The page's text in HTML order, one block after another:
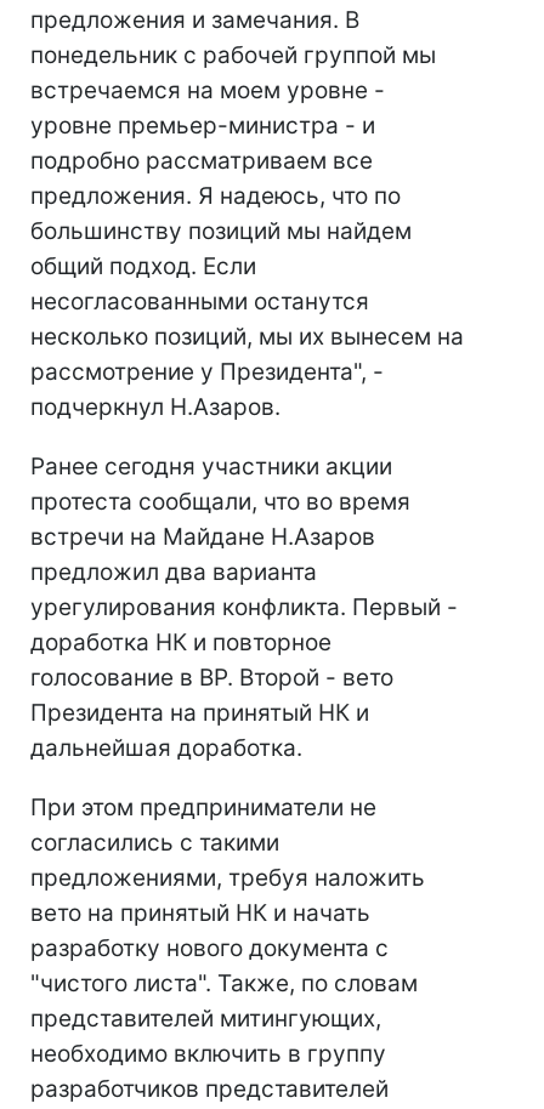
предложения и замечания. В
понедельник с рабочей группой мы
встречаемся на моем уровне -
уровне премьер-министра - и
подробно рассматриваем все
предложения. Я надеюсь, что по
большинству позиций мы найдем
общий подход. Если
несогласованными останутся
несколько позиций, мы их вынесем на
рассмотрение у Президента", -
подчеркнул Н.Азаров.
Ранее сегодня участники акции
протеста сообщали, что во время
встречи на Майдане Н.Азаров
предложил два варианта
урегулирования конфликта. Первый -
доработка НК и повторное
голосование в ВР. Второй - вето
Президента на принятый НК и
дальнейшая доработка.
При этом предприниматели не
согласились с такими
предложениями, требуя наложить
вето на принятый НК и начать
разработку нового документа с
"чистого листа". Также, по словам
представителей митингующих,
необходимо включить в группу
разработчиков представителей